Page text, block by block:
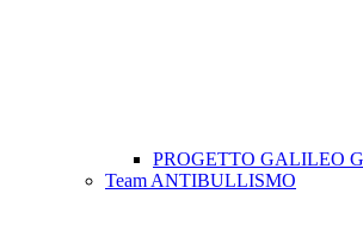
PROGETTO GALILEO
Team ANTIBULLISMO